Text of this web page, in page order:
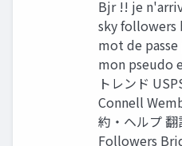
Bjr !! je
sky followers
mot de
mon pseudo
トレンド
Connell
約・ヘルプ
Followers